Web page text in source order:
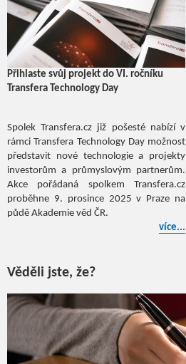
Přihlaste svůj projekt do VI. ročníku
Transfera Technology Day
Spolek Transfera.cz již pošesté nabízí v
rámci Transfera Technology Day možnost
představit nové technologie a projekty
investorům a průmyslovým partnerům.
Akce pořádaná spolkem Transfera.cz
proběhne 9. prosince 2025 v Praze na
půdě Akademie věd ČR.
více...
Věděli jste, že?